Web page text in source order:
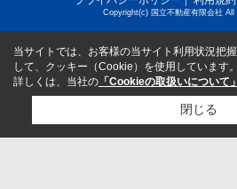
Copyright(c) 国立不動産有限会社
当サイトでは、お客様の当サイト利用状況把
して、クッキー（Cookie）を使用しています。
詳しくは、当社の 「Cookieの取扱いについて」
閉じる